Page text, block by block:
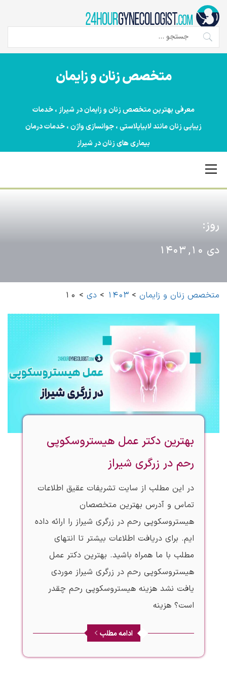
Skip
content
جستجو
برای:
متخصص زنان و زایمان
معرفی بهترین متخصص زنان و زایمان در شیراز ، خدمات
زیبایی زنان مانند لابیاپلاستی ، جوانسازی واژن ، خدمات درمان
بیماری های زنان در شیراز
روز:
دی 10, 1403
متخصص زنان و زایمان >
1403
> دی >
10
بهترین دکتر عمل هیستروسکوپی
رحم در زرگری شیراز
در این مطلب از سایت تشریفات عقیق اطلاعات
تماس و آدرس بهترین متخصصان
هیستروسکوپی رحم در زرگری شیراز را ارائه داده
ایم. برای دریافت اطلاعات بیشتر تا انتهای
مطلب با ما همراه باشید. بهترین دکتر عمل
هیستروسکوپی رحم در زرگری شیراز موردی
یافت نشد هزینه هیستروسکوپی رحم چقدر
است؟ هزینه
ادامه مطلب